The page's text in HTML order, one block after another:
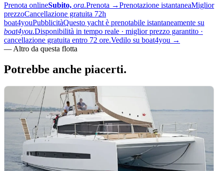
Prenota onlineSubito, ora.Prenota →Prenotazione istantaneaMiglior
prezzoCancellazione gratuita 72h
boat4youPubblicitàQuesto yacht è prenotabile istantaneamente su
boat4you.Disponibilità in tempo reale · miglior prezzo garantito ·
cancellazione gratuita entro 72 ore.Vedilo su boat4you →
— Altro da questa flotta
Potrebbe anche piacerti.